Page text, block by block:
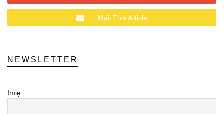
Mail This Article
NEWSLETTER
Imię